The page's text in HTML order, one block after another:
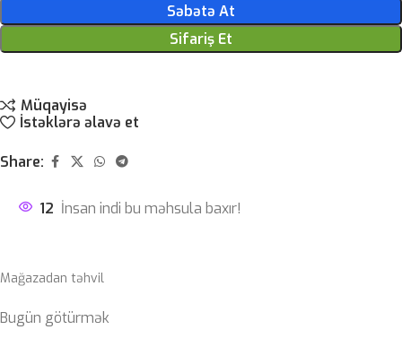
Səbətə At
Sifariş Et
Müqayisə
İstəklərə əlavə et
Share:
12 İnsan indi bu məhsula baxır!
Mağazadan təhvil
Bugün götürmək